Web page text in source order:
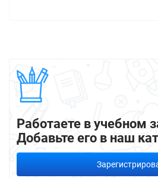
Работаете в учебном
Добавьте его в наш